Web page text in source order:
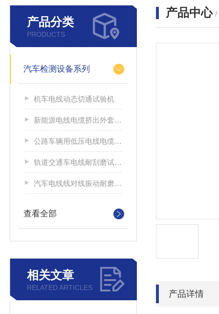
产品分类
PRODUCTS
汽车检测设备系列
机车电线动态切通试验机
新能源电线电缆挤出外套刮磨试验仪
公路车辆用低压电线电缆耐刮磨试验机
轨道交通车电线耐刮磨试验机
汽车电线线对线振动耐磨试验机
查看全部
相关文章
RELATED ARTICLES
产品中心 /
产品详情